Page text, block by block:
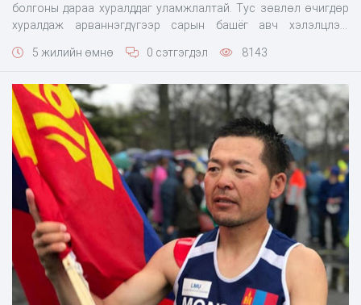
болгоны дараа хуралддаг уламжлалтай. Тус зөвлөл өчигдөр
хуралдаж арваннэгдүгээр сарын башёг авч хэлэлцлээ.
Какүрюү нарт санал нэгтэй анхааруулга өгчээ. Зөвлөлөөс
Хаккакүд даалгалаа. Зө
5 жилийн өмнө 0 сэтгэгдэл 8143